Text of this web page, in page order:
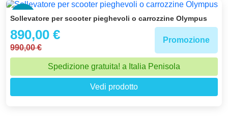
-10 %
Sollevatore per scooter pieghevoli o carrozzine Olympus
890,00 €
990,00 €
Promozione
Spedizione gratuita! a Italia Penisola
Vedi prodotto